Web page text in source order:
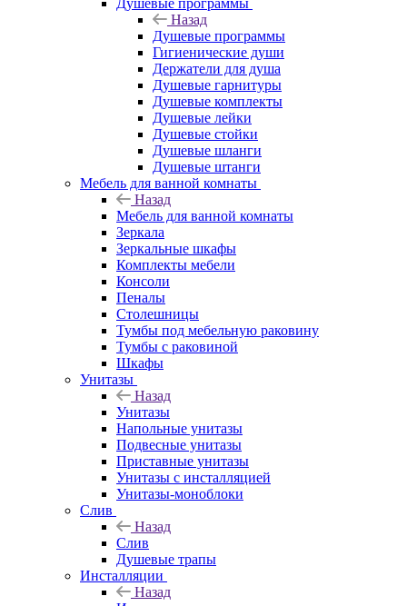
Душевые программы
Назад
Душевые программы
Гигиенические души
Держатели для душа
Душевые гарнитуры
Душевые комплекты
Душевые лейки
Душевые стойки
Душевые шланги
Душевые штанги
Мебель для ванной комнаты
Назад
Мебель для ванной комнаты
Зеркала
Зеркальные шкафы
Комплекты мебели
Консоли
Пеналы
Столешницы
Тумбы под мебельную раковину
Тумбы с раковиной
Шкафы
Унитазы
Назад
Унитазы
Напольные унитазы
Подвесные унитазы
Приставные унитазы
Унитазы с инсталляцией
Унитазы-моноблоки
Слив
Назад
Слив
Душевые трапы
Инсталляции
Назад